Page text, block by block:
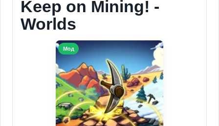
Keep on Mining! -
Worlds
Мод